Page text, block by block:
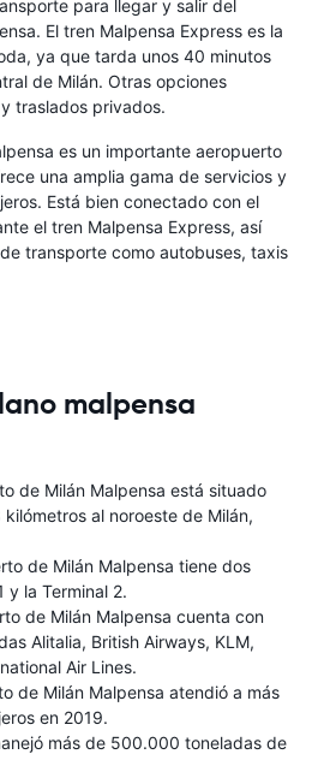
para llegar y salir del
El tren Malpensa Express es la
ya que tarda unos 40 minutos
de Milán. Otras opciones
traslados privados.
es un importante aeropuerto
una amplia gama de servicios y
Está bien conectado con el
el tren Malpensa Express, así
transporte como autobuses, taxis
malpensa
de Milán Malpensa está situado
al noroeste de Milán,
de Milán Malpensa tiene dos
y la Terminal 2.
de Milán Malpensa cuenta con
Alitalia, British Airways, KLM,
Air Lines.
de Milán Malpensa atendió a más
en 2019.
más de 500.000 toneladas de